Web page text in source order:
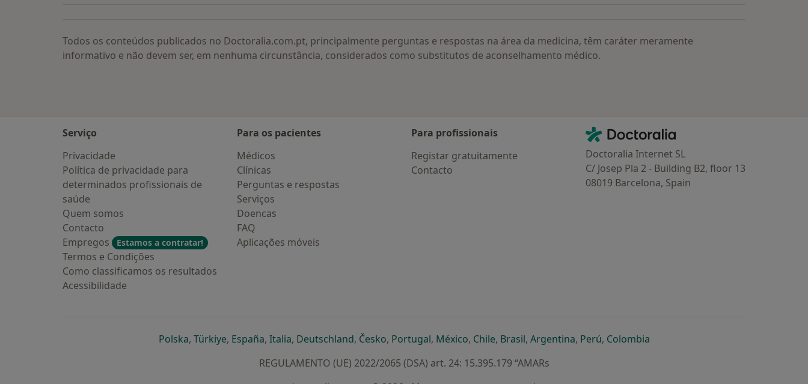
Todos os conteúdos publicados no Doctoralia.com.pt, principalmente perguntas e respostas na área da medicina, têm caráter meramente
informativo e não devem ser, em nenhuma circunstância, considerados como substitutos de aconselhamento médico.
Serviço
Privacidade
Política de privacidade para
determinados profissionais de
saúde
Quem somos
Contacto
Empregos
Estamos a contratar!
Termos e Condições
Como classificamos os resultados
Acessibilidade
Para os pacientes
Médicos
Clínicas
Perguntas e respostas
Serviços
Doencas
FAQ
Aplicações móveis
Para profissionais
Registar gratuitamente
Contacto
Contacto
Doctoralia - Homepage
Doctoralia Internet SL
C/ Josep Pla 2 - Building B2, floor 13
08019 Barcelona, Spain
Polskaabre num novo separador
, Türkiyeabre num novo separador
, Españaabre num novo separador
, Italiaabre num novo separador
, Deutschlandabre num novo separador
, Českoabre num novo separador
, Portugalabre num novo separador
, Méxicoabre num novo separador
, Chileabre num novo separador
, Brasilabre num novo separador
, Argentinaabre num novo separador
, Perúabre num novo separador
, Colombiaabre num novo separador
REGULAMENTO (UE) 2022/2065 (DSA) art. 24: 15.395.179 “AMARs